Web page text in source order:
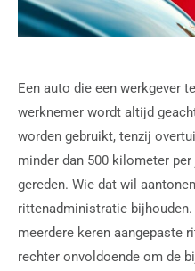
Een auto die een werkgever
werknemer wordt altijd
worden gebruikt, tenzij
minder dan 500 kilometer
gereden. Wie dat wil
rittenadministratie
meerdere keren aangepaste
rechter onvoldoende om de